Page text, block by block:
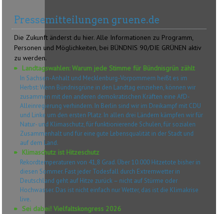
Pressemitteilungen gruene.de
Die Zukunft änderst du hier. Alle Informationen zu Programm,
Personen und Möglichkeiten, bei BÜNDNIS 90/DIE GRÜNEN aktiv
zu werden.
Landtagswahlen: Warum jede Stimme für Bündnisgrün zählt
In Sachsen-Anhalt und Mecklenburg-Vorpommern heißt es im
Herbst: Wenn Bündnisgrüne in den Landtag einziehen, können wir
zusammen mit den anderen demokratischen Kräften eine AfD-
Alleinregierung verhindern. In Berlin sind wir im Dreikampf mit CDU
und Linke um den ersten Platz. In allen drei Ländern kämpfen wir für
Natur- und Klimaschutz, für funktionierende Schulen, für sozialen
Zusammenhalt und für eine gute Lebensqualität in der Stadt und
auf dem Land.
Klimaschutz ist Hitzeschutz
Rekordtemperaturen von 41,8 Grad. Über 10.000 Hitzetote bisher in
diesen Sommer. Fast jeder Todesfall durch Extremwetter in
Deutschland geht auf Hitze zurück – nicht auf Stürme oder
Hochwasser. Das ist nicht einfach nur Wetter, das ist die Klimakrise
live.
Sei dabei! Vielfaltskongress 2026